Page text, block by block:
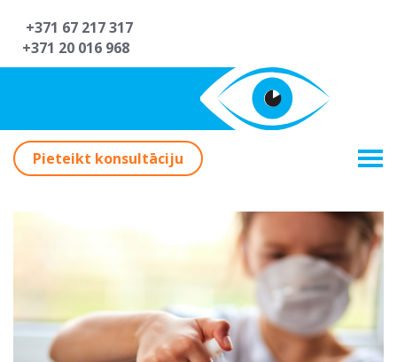
+371 67 217 317
+371 20 016 968
Pieteikt konsultāciju